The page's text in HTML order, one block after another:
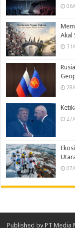
Akal
Published by PT Media